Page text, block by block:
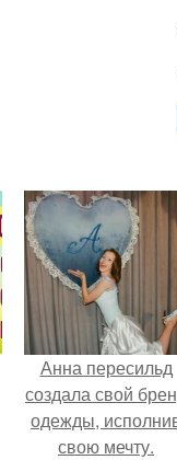
Анна пересильд
создала свой
одежды,
свою мечту.